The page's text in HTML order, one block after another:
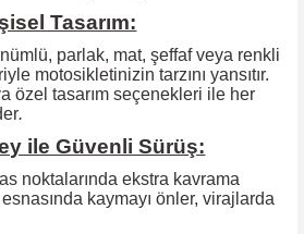
Tasarım:
parlak, mat, şeffaf veya renkli
motosikletinizin tarzını yansıtır.
özel tasarım seçenekleri ile her
.
ile Güvenli Sürüş:
noktalarında ekstra kavrama
kaymayı önler, virajlarda